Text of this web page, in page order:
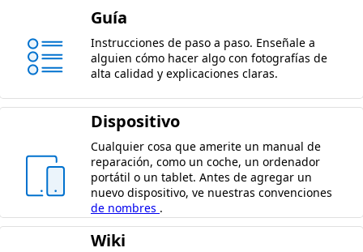
Guía
Instrucciones de paso a paso. Enseñale a
alguien cómo hacer algo con fotografías de
alta calidad y explicaciones claras.
Dispositivo
Cualquier cosa que amerite un manual de
reparación, como un coche, un ordenador
portátil o un tablet. Antes de agregar un
nuevo dispositivo, ve nuestras convenciones
de nombres .
Wiki